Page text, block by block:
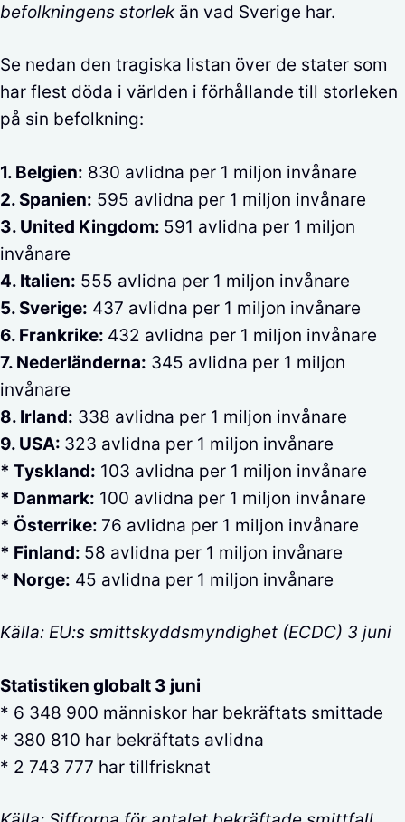
befolkningens storlekän vad Sverige har.
Se nedan den tragiska listan över de stater som
har flest döda i världen i förhållande till storleken
på sin befolkning:
1. Belgien: 830 avlidna per 1 miljon invånare
2. Spanien: 595 avlidna per 1 miljon invånare
3. United Kingdom: 591 avlidna per 1 miljon
invånare
4. Italien: 555 avlidna per 1 miljon invånare
5. Sverige: 437 avlidna per 1 miljon invånare
6. Frankrike: 432 avlidna per 1 miljon invånare
7. Nederländerna: 345 avlidna per 1 miljon
invånare
8. Irland: 338 avlidna per 1 miljon invånare
9. USA: 323 avlidna per 1 miljon invånare
* Tyskland: 103 avlidna per 1 miljon invånare
* Danmark: 100 avlidna per 1 miljon invånare
* Österrike: 76 avlidna per 1 miljon invånare
* Finland: 58 avlidna per 1 miljon invånare
* Norge: 45 avlidna per 1 miljon invånare
Källa: EU:s smittskyddsmyndighet (ECDC) 3 juni
Statistiken globalt 3 juni
* 6 348 900 människor har bekräftats smittade
* 380 810 har bekräftats avlidna
* 2 743 777 har tillfrisknat